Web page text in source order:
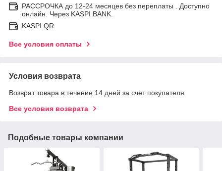
РАССРОЧКА до 12-24 месяцев без переплаты . Доступно
онлайн. Через KASPI BANK.
KASPI QR
Все условия оплаты
Условия возврата
Возврат товара в течение 14 дней за счет покупателя
Все условия возврата
Подобные товары компании